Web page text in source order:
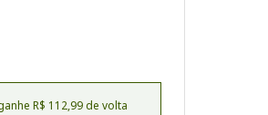
R$ 112,99 de volta